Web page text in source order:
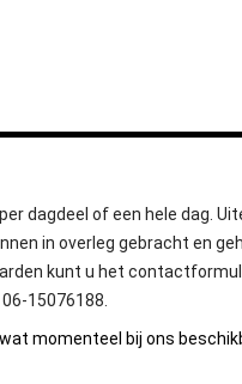
dagdeel of een hele dag.
in overleg gebracht en
kunt u het
15076188.
momenteel bij ons